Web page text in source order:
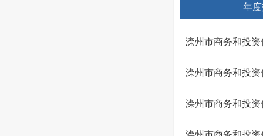
年
滦州市商务和投
滦州市商务和投
滦州市商务和投